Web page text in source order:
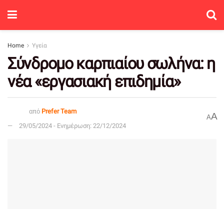
Home Υγεία
Σύνδρομο καρπιαίου σωλήνα: η
νέα «εργασιακή επιδημία»
από Prefer Team
29/05/2024 - Ενημέρωση: 22/12/2024
AA